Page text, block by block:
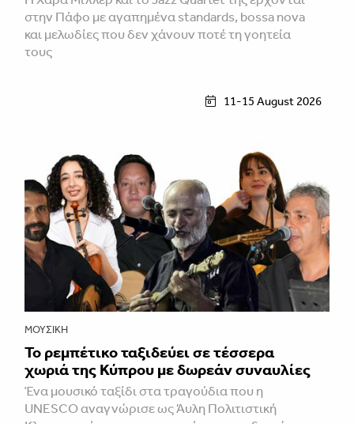
στην Πάφο με αγαπημένα standards, bossa nova
και μελωδίες που δεν χάνουν ποτέ τη γοητεία
τους
11-15 August 2026
ΜΟΥΣΙΚΉ
Το ρεμπέτικο ταξιδεύει σε τέσσερα
χωριά της Κύπρου με δωρεάν συναυλίες
Ένα μουσικό ταξίδι στα τραγούδια που η
UNESCO αναγνώρισε ως Άυλη Πολιτιστική